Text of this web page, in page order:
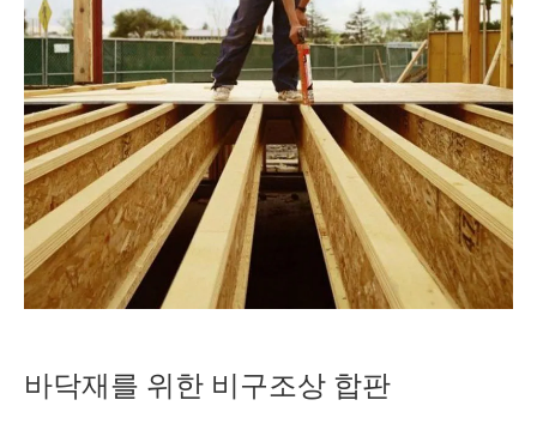
바닥재를 위한 비구조상 합판